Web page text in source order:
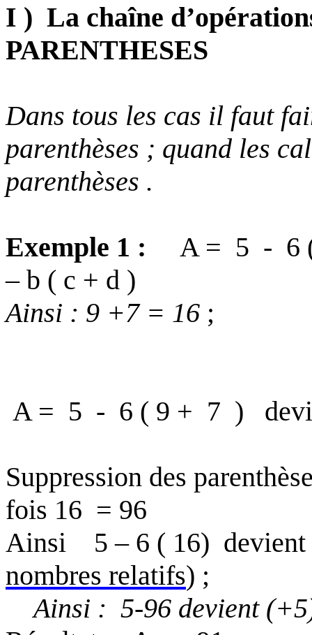
I ) La chaîne
PARENTHESES
Dans tous les cas il faut
parenthèses ; quand les
parenthèses .
Exemple 1 : A = 5 - 6
– b ( c + d )
Ainsi : 9 +7 = 16 ;
A = 5 - 6 ( 9 + 7 )
Suppression des
fois 16 = 96
Ainsi
5 – 6 ( 16)
nombres relatifs) ;
Ainsi : 5-96 devient